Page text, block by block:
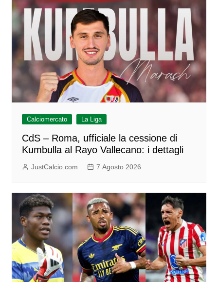
Calciomercato La Liga
CdS – Roma, ufficiale la cessione di
Kumbulla al Rayo Vallecano: i dettagli
JustCalcio.com 7 Agosto 2026